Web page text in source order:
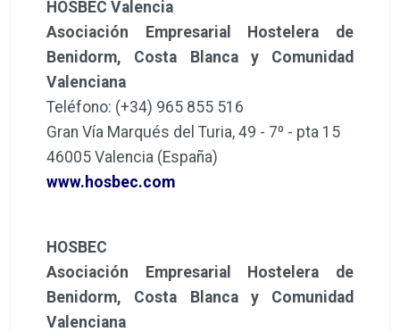
HOSBEC Valencia
Asociación Empresarial Hostelera de
Benidorm, Costa Blanca y Comunidad
Valenciana
Teléfono: (+34) 965 855 516
Gran Vía Marqués del Turia, 49 - 7º - pta 15
46005 Valencia (España)
www.hosbec.com
HOSBEC
Asociación Empresarial Hostelera de
Benidorm, Costa Blanca y Comunidad
Valenciana